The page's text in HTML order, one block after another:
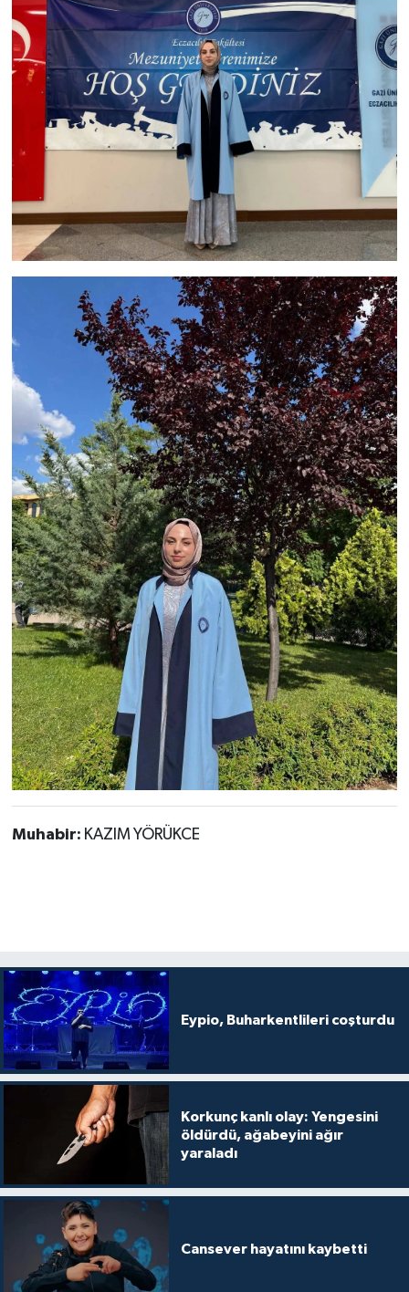
Muhabir: KAZIM YÖRÜKCE
Eypio, Buharkentlileri coşturdu
Korkunç kanlı olay: Yengesini
öldürdü, ağabeyini ağır
yaraladı
Cansever hayatını kaybetti